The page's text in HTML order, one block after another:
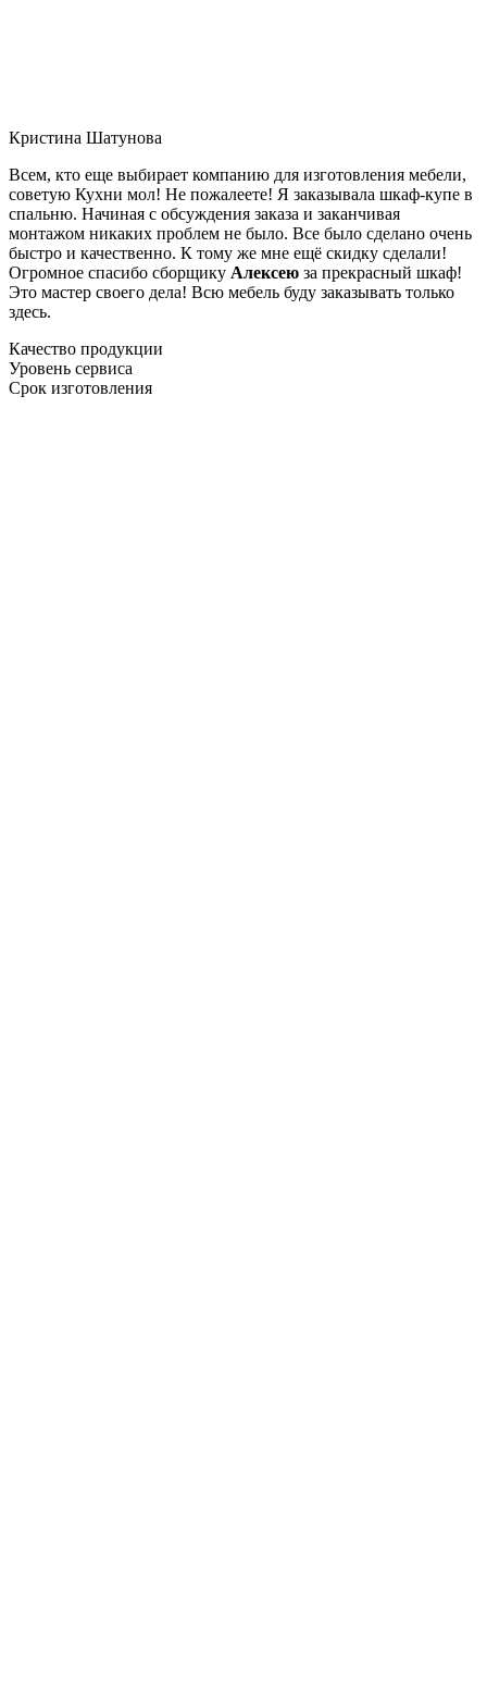
Кристина Шатунова
Всем, кто еще выбирает компанию для изготовления мебели,
советую Кухни мол! Не пожалеете! Я заказывала шкаф-купе в
спальню. Начиная с обсуждения заказа и заканчивая
монтажом никаких проблем не было. Все было сделано очень
быстро и качественно. К тому же мне ещё скидку сделали!
Огромное спасибо сборщику Алексею за прекрасный шкаф!
Это мастер своего дела! Всю мебель буду заказывать только
здесь.
Качество продукции
Уровень сервиса
Срок изготовления